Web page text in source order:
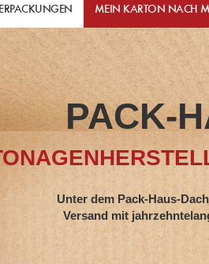
MEIN KARTON NACH
PACK-
Unter dem Pack-Haus-Dach
Versand mit jahrzehntelanger